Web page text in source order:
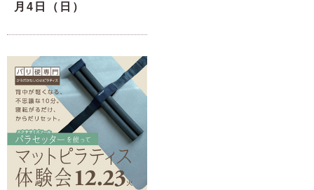
月4日（日）